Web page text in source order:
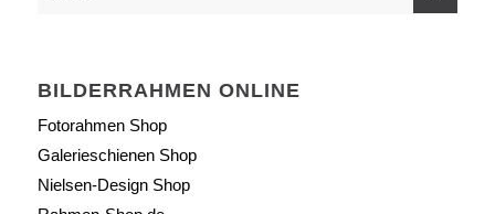
BILDERRAHMEN ONLINE
Fotorahmen Shop
Galerieschienen Shop
Nielsen-Design Shop